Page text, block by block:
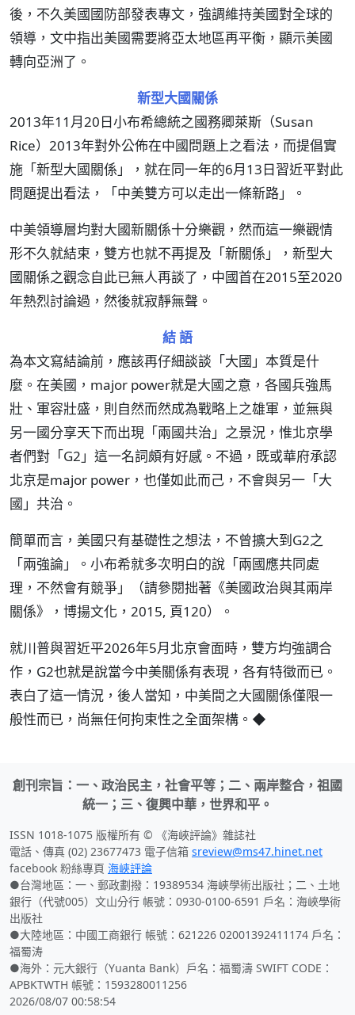
後，不久美國國防部發表專文，強調維持美國對全球的
領導，文中指出美國需要將亞太地區再平衡，顯示美國
轉向亞洲了。
新型大國關係
2013年11月20日小布希總統之國務卿萊斯（Susan
Rice）2013年對外公佈在中國問題上之看法，而提倡實
施「新型大國關係」，就在同一年的6月13日習近平對此
問題提出看法，「中美雙方可以走出一條新路」。
中美領導層均對大國新關係十分樂觀，然而這一樂觀情
形不久就結束，雙方也就不再提及「新關係」，新型大
國關係之觀念自此已無人再談了，中國首在2015至2020
年熱烈討論過，然後就寂靜無聲。
結 語
為本文寫結論前，應該再仔細談談「大國」本質是什
麼。在美國，major power就是大國之意，各國兵強馬
壯、軍容壯盛，則自然而然成為戰略上之雄軍，並無與
另一國分享天下而出現「兩國共治」之景況，惟北京學
者們對「G2」這一名詞頗有好感。不過，既或華府承認
北京是major power，也僅如此而己，不會與另一「大
國」共治。
簡單而言，美國只有基礎性之想法，不曾擴大到G2之
「兩強論」。小布希就多次明白的說「兩國應共同處
理，不然會有競爭」（請參閱拙著《美國政治與其兩岸
關係》，博揚文化，2015, 頁120）。
就川普與習近平2026年5月北京會面時，雙方均強調合
作，G2也就是說當今中美關係有表現，各有特徵而已。
表白了這一情況，後人當知，中美間之大國關係僅限一
般性而已，尚無任何拘束性之全面架構。◆
創刊宗旨：一、政治民主，社會平等；二、兩岸整合，祖國
統一；三、復興中華，世界和平。
ISSN 1018-1075 版權所有 © 《海峽評論》雜誌社
電話、傳真 (02) 23677473 電子信箱 sreview@ms47.hinet.net
facebook 粉絲專頁 海峽評論
●台灣地區：一、郵政劃撥：19389534 海峽學術出版社；二、土地
銀行（代號005）文山分行 帳號：0930-0100-6591 戶名：海峽學術
出版社
●大陸地區：中國工商銀行 帳號：621226 02001392411174 戶名：
福蜀涛
●海外：元大銀行（Yuanta Bank）戶名：福蜀濤 SWIFT CODE：
APBKTWTH 帳號：1593280011256
2026/08/07 00:58:54